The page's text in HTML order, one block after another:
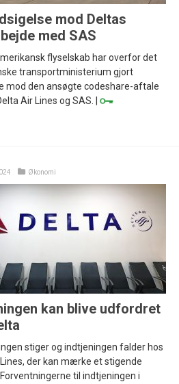
mod Deltas
med SAS
flyselskab har overfor det
transportministerium gjort
mod den ansøgte codeshare-aftale
Air Lines og SAS. |
Økonomi
kan blive udfordret
stiger og indtjeningen falder hos
der kan mærke et stigende
til indtjeningen i